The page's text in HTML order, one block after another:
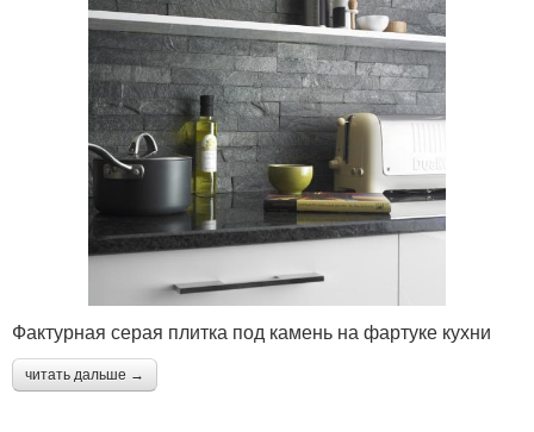
Фактурная серая плитка под камень на фартуке кухни
читать дальше →